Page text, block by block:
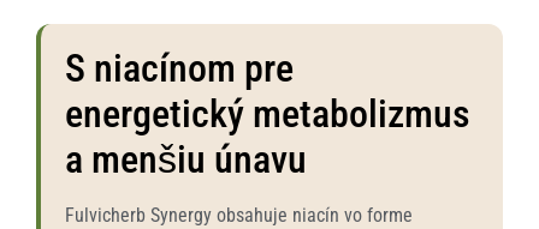
S niacínom pre
energetický metabolizmus
a menšiu únavu
Fulvicherb Synergy obsahuje niacín vo forme